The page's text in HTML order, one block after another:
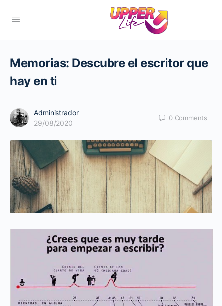
Memorias: Descubre el escritor que
hay en ti
Administrador
29/08/2020
0 Comments